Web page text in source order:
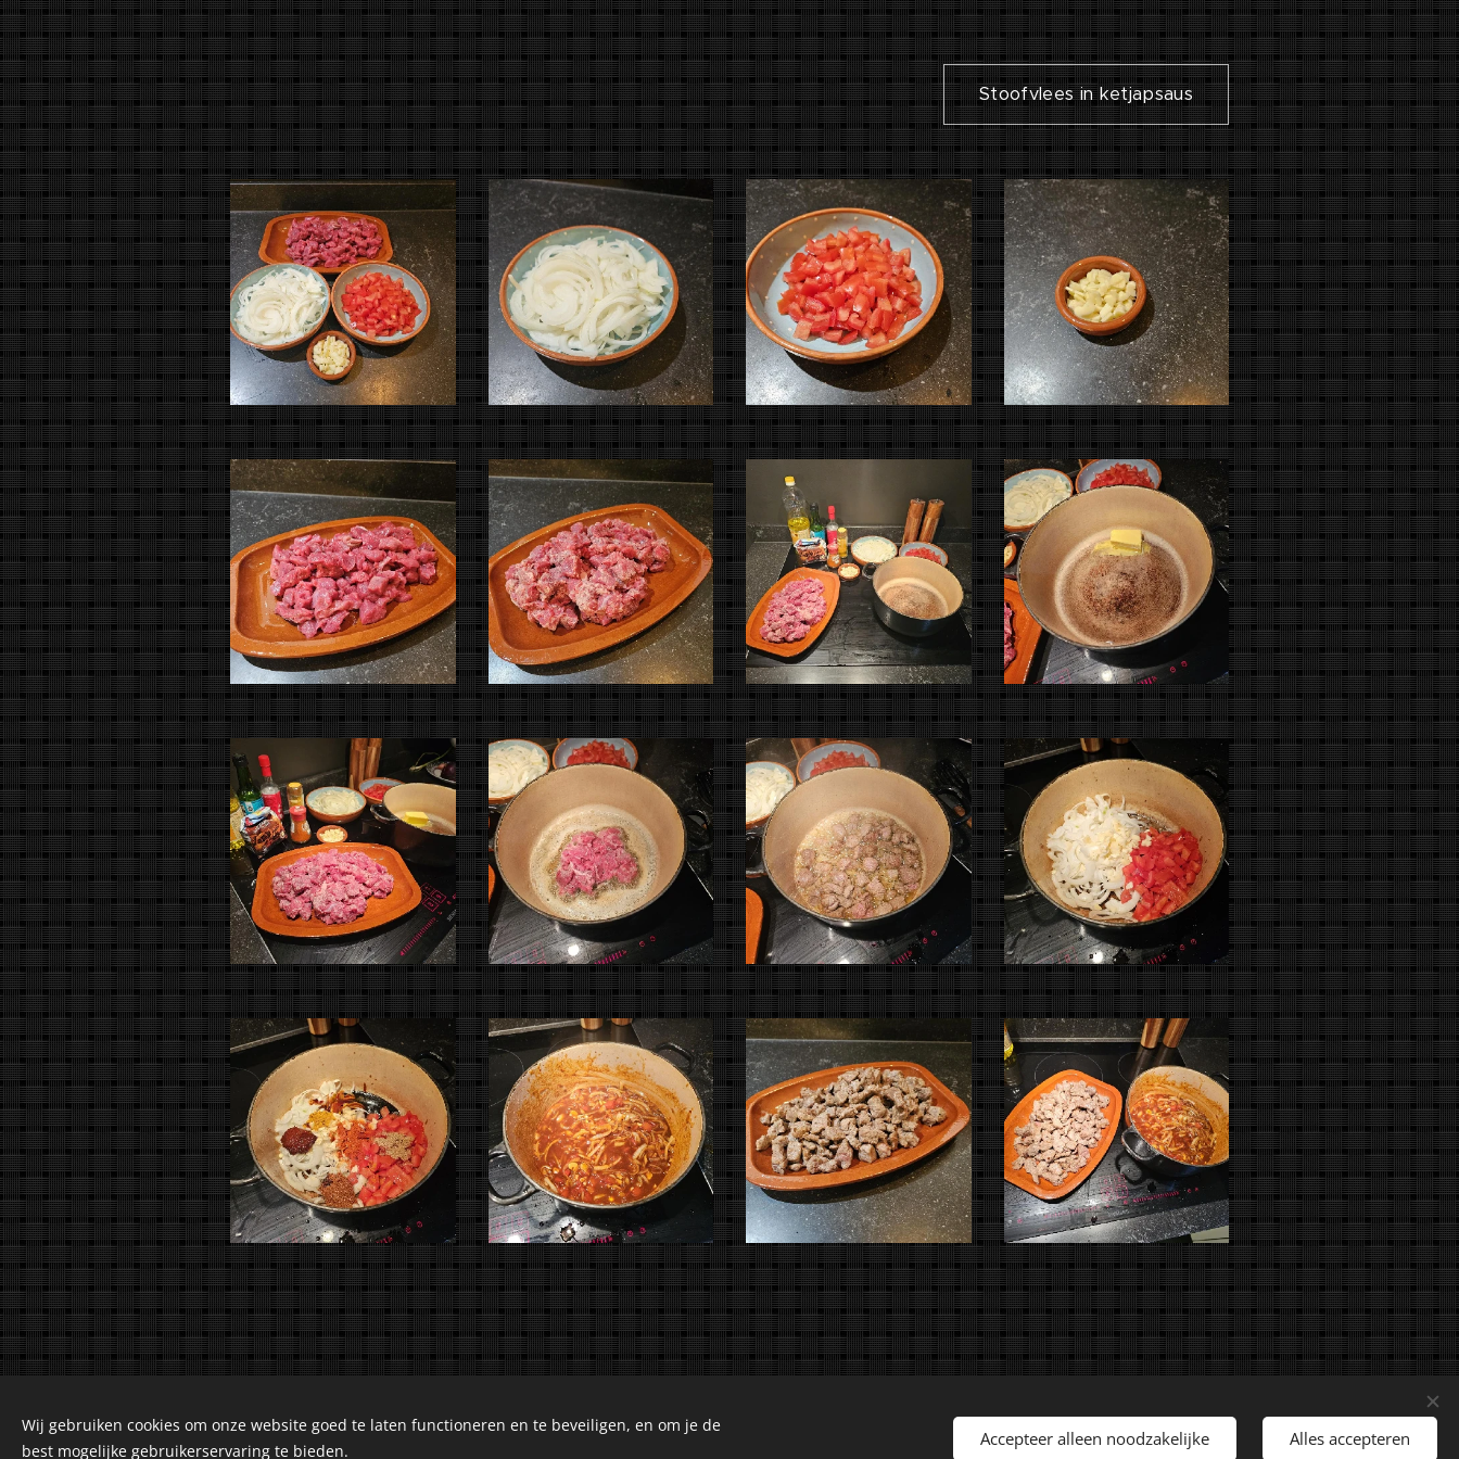
Stoofvlees in ketjapsaus
©2018-2026 Kuiranto Culinary Creations. Oosseldstraat 8, Doetinchem, 7004 DM. Alle rechten voorbehouden.
Wij gebruiken cookies om onze website goed te laten functioneren en te beveiligen, en om je de
best mogelijke gebruikerservaring te bieden.
Accepteer alleen noodzakelijke Alles accepteren